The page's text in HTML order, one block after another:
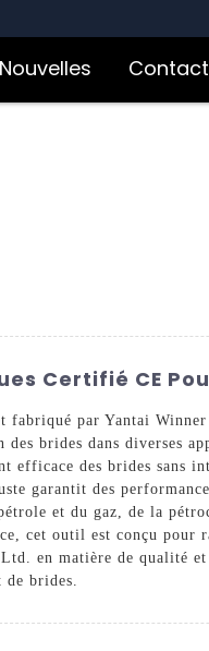
Nouvelles
Certifié CE
par Yantai
brides dans diverses
des brides sans
garantit des
et du gaz, de la
cet outil est conçu pour
en matière de qualité
brides.